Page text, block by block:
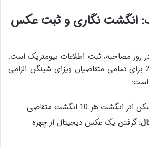
انگشت نگاری و ثبت عکس
روز مصاحبه، ثبت اطلاعات بیومتریک است.
این فرآیند از سال 2015 برای تمامی متقاضیان ویزای شینگن الزامی
است:
اثر انگشت هر 10 انگشت متقاضی.
گرفتن یک عکس دیجیتال از چهره